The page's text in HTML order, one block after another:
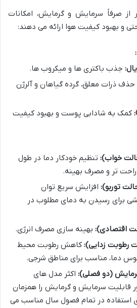
از صرفاً سرمایش و گرمایش، امکانات
و بهبود کیفیت هوا ارائه می دهند:
جذب باکتری ها و میکروب ها.
حذف ذرات معلق، گرده گیاهان و آلرژن
کمک به شادابی پوست و بهبود کیفیت
تنظیم خودکار دما در طول
تر و مصرف بهینه.
افزایش سریع توان
برای رسیدن به دمای مطلوب در
بهینه سازی مصرف انرژی.
کاهش رطوبت محیط
دما، مناسب برای مناطق شرجی.
(دو فصلی): اکثر مدل های
قابلیت سرمایش و گرمایش را همزمان
استفاده در تمام فصول سال مناسب می